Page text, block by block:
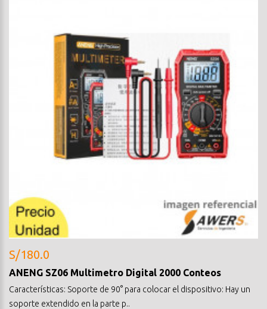
S/180.0
ANENG SZ06 Multimetro Digital 2000 Conteos
Características: Soporte de 90° para colocar el dispositivo: Hay un
soporte extendido en la parte p..